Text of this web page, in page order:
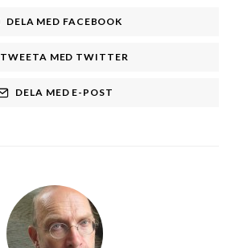
DELA MED FACEBOOK
TWEETA MED TWITTER
DELA MED E-POST